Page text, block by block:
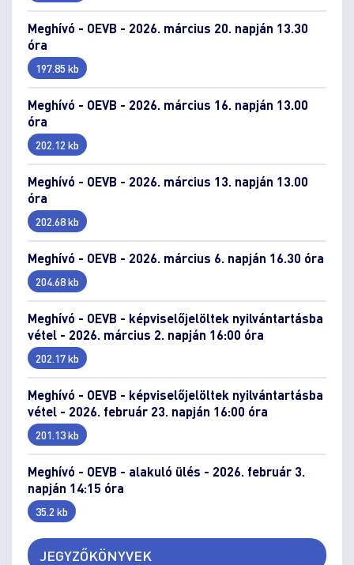
Meghívó - OEVB - 2026. március 20. napján 13.30
óra
197.85 kb
Meghívó - OEVB - 2026. március 16. napján 13.00
óra
202.12 kb
Meghívó - OEVB - 2026. március 13. napján 13.00
óra
202.68 kb
Meghívó - OEVB - 2026. március 6. napján 16.30 óra
204.68 kb
Meghívó - OEVB - képviselőjelöltek nyilvántartásba
vétel - 2026. március 2. napján 16:00 óra
202.17 kb
Meghívó - OEVB - képviselőjelöltek nyilvántartásba
vétel - 2026. február 23. napján 16:00 óra
201.13 kb
Meghívó - OEVB - alakuló ülés - 2026. február 3.
napján 14:15 óra
35.2 kb
JEGYZŐKÖNYVEK